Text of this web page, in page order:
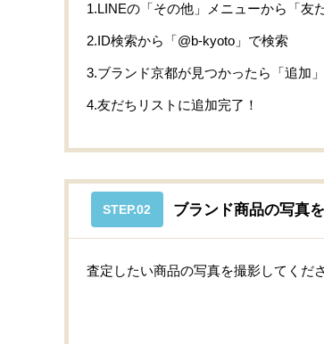
1.LINEの「その他」メニューから「友
2.ID検索から「@b-kyoto」で検索
3.ブランド京都が見つかったら「追加
4.友だちリストに追加完了！
STEP.02 ブランド商品の写真
査定したい商品の写真を撮影してくださ